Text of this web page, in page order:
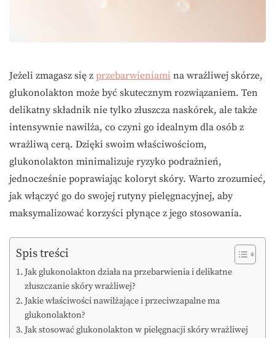
Jeżeli zmagasz się z przebarwieniami na wrażliwej skórze,
glukonolakton może być skutecznym rozwiązaniem. Ten
delikatny składnik nie tylko złuszcza naskórek, ale także
intensywnie nawilża, co czyni go idealnym dla osób z
wrażliwą cerą. Dzięki swoim właściwościom,
glukonolakton minimalizuje ryzyko podrażnień,
jednocześnie poprawiając koloryt skóry. Warto zrozumieć,
jak włączyć go do swojej rutyny pielęgnacyjnej, aby
maksymalizować korzyści płynące z jego stosowania.
Spis treści
Jak glukonolakton działa na przebarwienia i delikatne
złuszczanie skóry wrażliwej?
Jakie właściwości nawilżające i przeciwzapalne ma
glukonolakton?
Jak stosować glukonolakton w pielęgnacji skóry wrażliwej